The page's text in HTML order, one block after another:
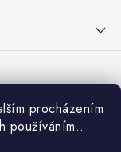
procházením
používáním..